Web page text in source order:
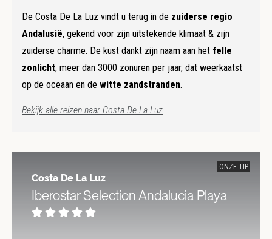
De Costa De La Luz vindt u terug in de zuiderse regio
Andalusië, gekend voor zijn uitstekende klimaat & zijn
zuiderse charme. De kust dankt zijn naam aan het felle
zonlicht, meer dan 3000 zonuren per jaar, dat weerkaatst
op de oceaan en de witte zandstranden.
Bekijk alle reizen naar Costa De La Luz
ONZE TIP
Costa De La Luz
Iberostar Selection Andalucia Playa